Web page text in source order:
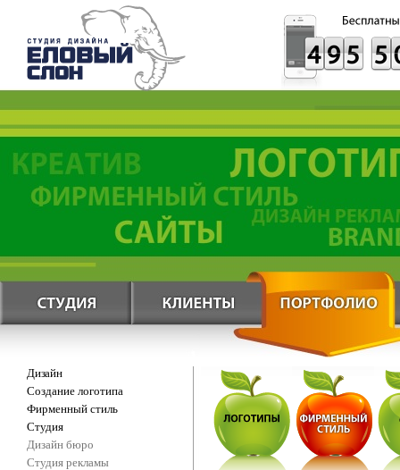
Дизайн
Создание логотипа
Фирменный стиль
Студия
Дизайн бюро
Студия рекламы